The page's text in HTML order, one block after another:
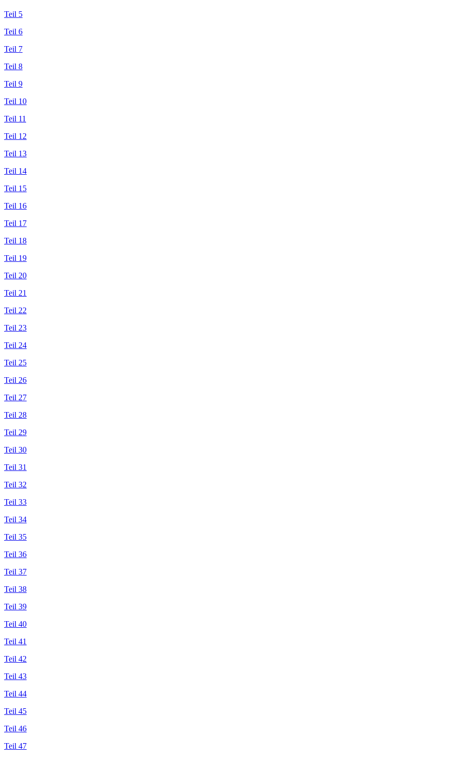
Teil 5
Teil 6
Teil 7
Teil 8
Teil 9
Teil 10
Teil 11
Teil 12
Teil 13
Teil 14
Teil 15
Teil 16
Teil 17
Teil 18
Teil 19
Teil 20
Teil 21
Teil 22
Teil 23
Teil 24
Teil 25
Teil 26
Teil 27
Teil 28
Teil 29
Teil 30
Teil 31
Teil 32
Teil 33
Teil 34
Teil 35
Teil 36
Teil 37
Teil 38
Teil 39
Teil 40
Teil 41
Teil 42
Teil 43
Teil 44
Teil 45
Teil 46
Teil 47